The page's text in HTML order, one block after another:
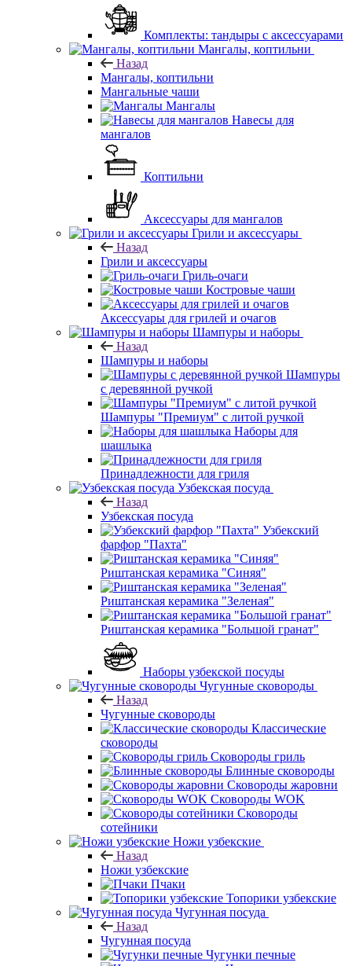
Комплекты: тандыры с аксессуарами
Мангалы, коптильни
Назад
Мангалы, коптильни
Мангальные чаши
Мангалы
Навесы для
мангалов
Коптильни
Аксессуары для мангалов
Грили и аксессуары
Назад
Грили и аксессуары
Гриль-очаги
Костровые чаши
Аксессуары для грилей и очагов
Шампуры и наборы
Назад
Шампуры и наборы
Шампуры
с деревянной ручкой
Шампуры "Премиум" с литой ручкой
Наборы для
шашлыка
Принадлежности для гриля
Узбекская посуда
Назад
Узбекская посуда
Узбекский
фарфор "Пахта"
Риштанская керамика "Синяя"
Риштанская керамика "Зеленая"
Риштанская керамика "Большой гранат"
Наборы узбекской посуды
Чугунные сковороды
Назад
Чугунные сковороды
Классические
сковороды
Сковороды гриль
Блинные сковороды
Сковороды жаровни
Сковороды WOK
Сковороды
сотейники
Ножи узбекские
Назад
Ножи узбекские
Пчаки
Топорики узбекские
Чугунная посуда
Назад
Чугунная посуда
Чугунки печные